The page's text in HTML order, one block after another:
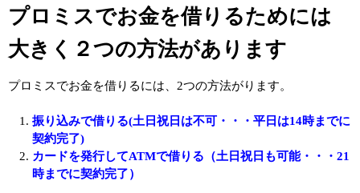
プロミスでお金を借りるためには
大きく２つの方法があります
プロミスでお金を借りるには、2つの方法がります。
振り込みで借りる(土日祝日は不可・・・平日は14時までに
契約完了)
カードを発行してATMで借りる（土日祝日も可能・・・21
時までに契約完了）